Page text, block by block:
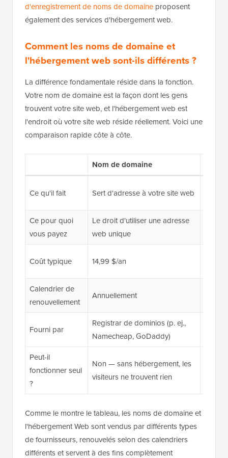
d'enregistrement de noms de domaine proposent
également des services d'hébergement web.
Comment les noms de domaine et
l'hébergement web sont-ils différents ?
La différence fondamentale réside dans la fonction.
Votre nom de domaine est la façon dont les gens
trouvent votre site web, et l'hébergement web est
l'endroit où votre site web réside réellement. Voici une
comparaison rapide côte à côte.
Nom de domaine
Ce qu'il fait Sert d'adresse à votre site web
Ce pour quoi
vous payez
Le droit d'utiliser une adresse
web unique
Coût typique 14,99 $/an
Calendrier de
renouvellement
Annuellement
Fourni par
Registrar de dominios (p. ej.,
Namecheap, GoDaddy)
Peut-il
fonctionner seul
?
Non — sans hébergement, les
visiteurs ne trouvent rien
Comme le montre le tableau, les noms de domaine et
l'hébergement Web sont vendus par différents types
de fournisseurs, renouvelés selon des calendriers
différents et servent à des fins complètement